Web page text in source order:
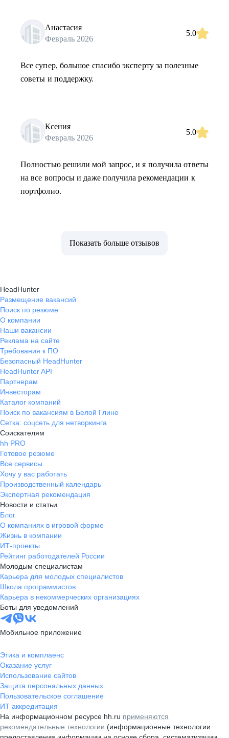
Анастасия
Февраль 2026
5.0
Все супер, большое спасибо эксперту за полезные
советы и поддержку.
Ксения
Февраль 2026
5.0
Полностью решили мой запрос, и я получила ответы
на все вопросы и даже получила рекомендации к
портфолио.
Показать больше отзывов
HeadHunter
Размещение вакансий
Поиск по резюме
О компании
Наши вакансии
Реклама на сайте
Требования к ПО
Безопасный HeadHunter
HeadHunter API
Партнерам
Инвесторам
Каталог компаний
Поиск по вакансиям в Белой Глине
Сетка: соцсеть для нетворкинга
Соискателям
hh PRO
Готовое резюме
Все сервисы
Хочу у вас работать
Производственный календарь
Экспертная рекомендация
Новости и статьи
Блог
О компаниях в игровой форме
Жизнь в компании
ИТ-проекты
Рейтинг работодателей России
Молодым специалистам
Карьера для молодых специалистов
Школа программистов
Карьера в некоммерческих организациях
Боты для уведомлений
Мобильное приложение
Этика и комплаенс
Оказание услуг
Использование сайтов
Защита персональных данных
Пользовательское соглашение
ИТ аккредитация
На информационном ресурсе hh.ru применяются
рекомендательные технологии (информационные технологии